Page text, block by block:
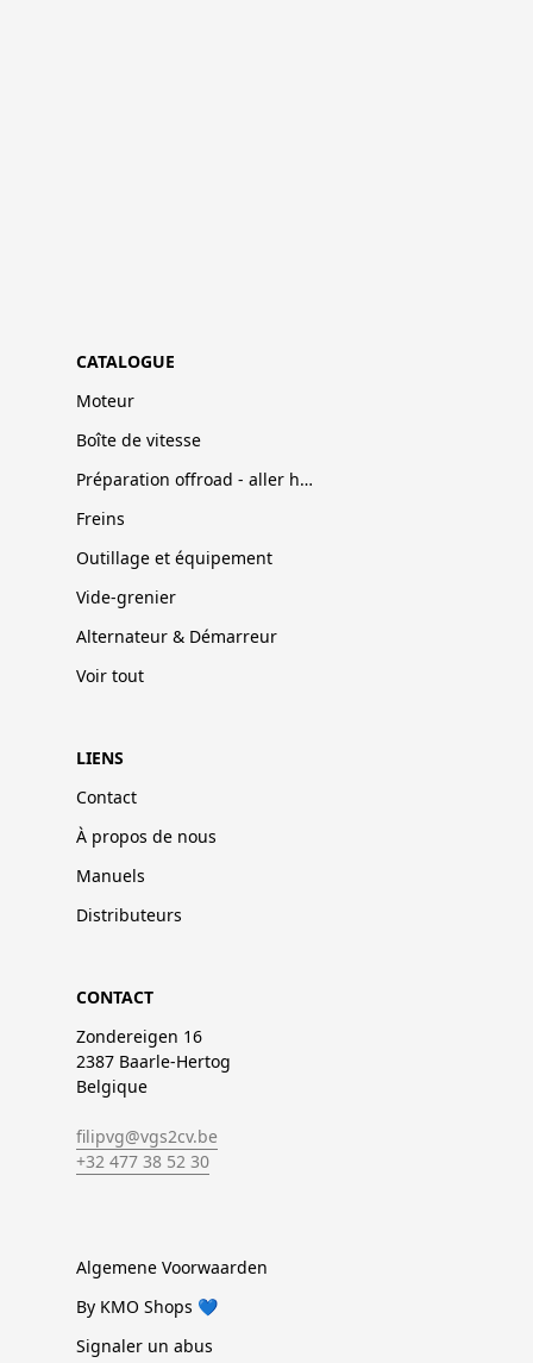
CATALOGUE
Moteur
Boîte de vitesse
Préparation offroad - aller hors-pistes
Freins
Outillage et équipement
Vide-grenier
Alternateur & Démarreur
Voir tout
LIENS
Contact
À propos de nous
Manuels
Distributeurs
CONTACT
Zondereigen 16
2387 Baarle-Hertog
Belgique
filipvg@vgs2cv.be
+32 477 38 52 30
Algemene Voorwaarden
By KMO Shops 💙
Signaler un abus